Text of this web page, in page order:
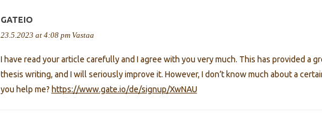
GATEIO
23.5.2023 at 4:08 pm Vastaa
I have read your article carefully and I agree with you very much. This has provided a
thesis writing, and I will seriously improve it. However, I don’t know much about a
you help me? https://www.gate.io/de/signup/XwNAU